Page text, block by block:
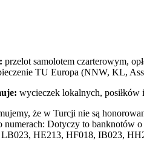
przelot samolotem czarterowym,
TU Europa (NNW, KL,
wycieczek lokalnych,
że w Turcji nie są
numerach: Dotyczy to banknotów
HE213, HF018, IB023,